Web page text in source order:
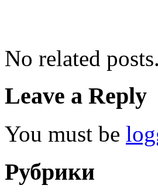
No related posts.
Leave a Reply
You must be
Рубрики